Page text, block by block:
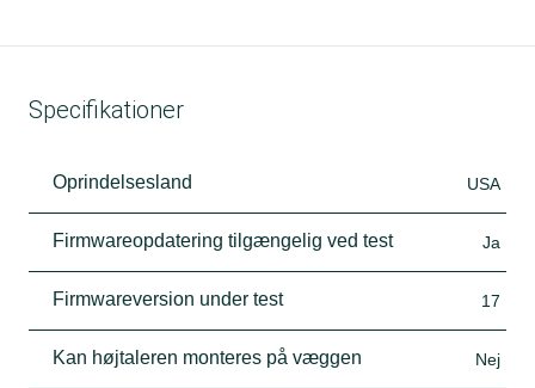
Specifikationer
Oprindelsesland USA
Firmwareopdatering tilgængelig ved test Ja
Firmwareversion under test 17
Kan højtaleren monteres på væggen Nej